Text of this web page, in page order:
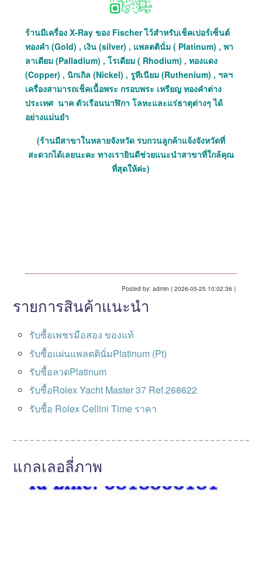
ร้านมีเครื่อง X-Ray ของ Fischer ไว้สำหรับเช็คเปอร์เซ็นต์
ทองคำ (Gold) , เงิน (silver) , แพลตตินั่ม ( Platinum) , พา
ลาเดียม (Palladium) , โรเดียม ( Rhodium) , ทองแดง
(Copper) , นิกเกิล (Nickel) , รูทีเนียม (Ruthenium) , ฯลฯ
เครื่องสามารถเช็คเนื้อพระ กรอบพระ เหรียญ ทองคำต่าง
ประเทศ นาค ตัวเรือนนาฬิกา โลหะและแร่ธาตุต่างๆ ได้
อย่างแม่นยำ
(ร้านมีสาขาในหลายจังหวัด รบกวนลูกค้าแจ้งจังหวัดที่
สะดวกได้เลยนะคะ ทางเรายินดีช่วยแนะนำสาขาที่ใกล้คุณ
ที่สุดให้ค่ะ)
Posted by: admin ( 2026-05-25 10:02:36 )
รายการสินค้าแนะนำ
รับซื้อเพชรมือสอง ของแท้
รับซื้อแผ่นแพลตตินั่มPlatinum (Pt)
รับซื้อลวดPlatinum
รับซื้อRolex Yacht Master 37 Ref.268622
รับซื้อ Rolex Cellini Time ราคา
แกลเลอลี่ภาพ